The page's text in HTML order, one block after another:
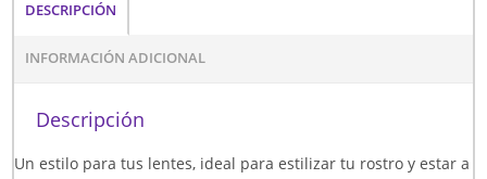
DESCRIPCIÓN
INFORMACIÓN ADICIONAL
Descripción
Un estilo para tus lentes, ideal para estilizar tu rostro y estar a